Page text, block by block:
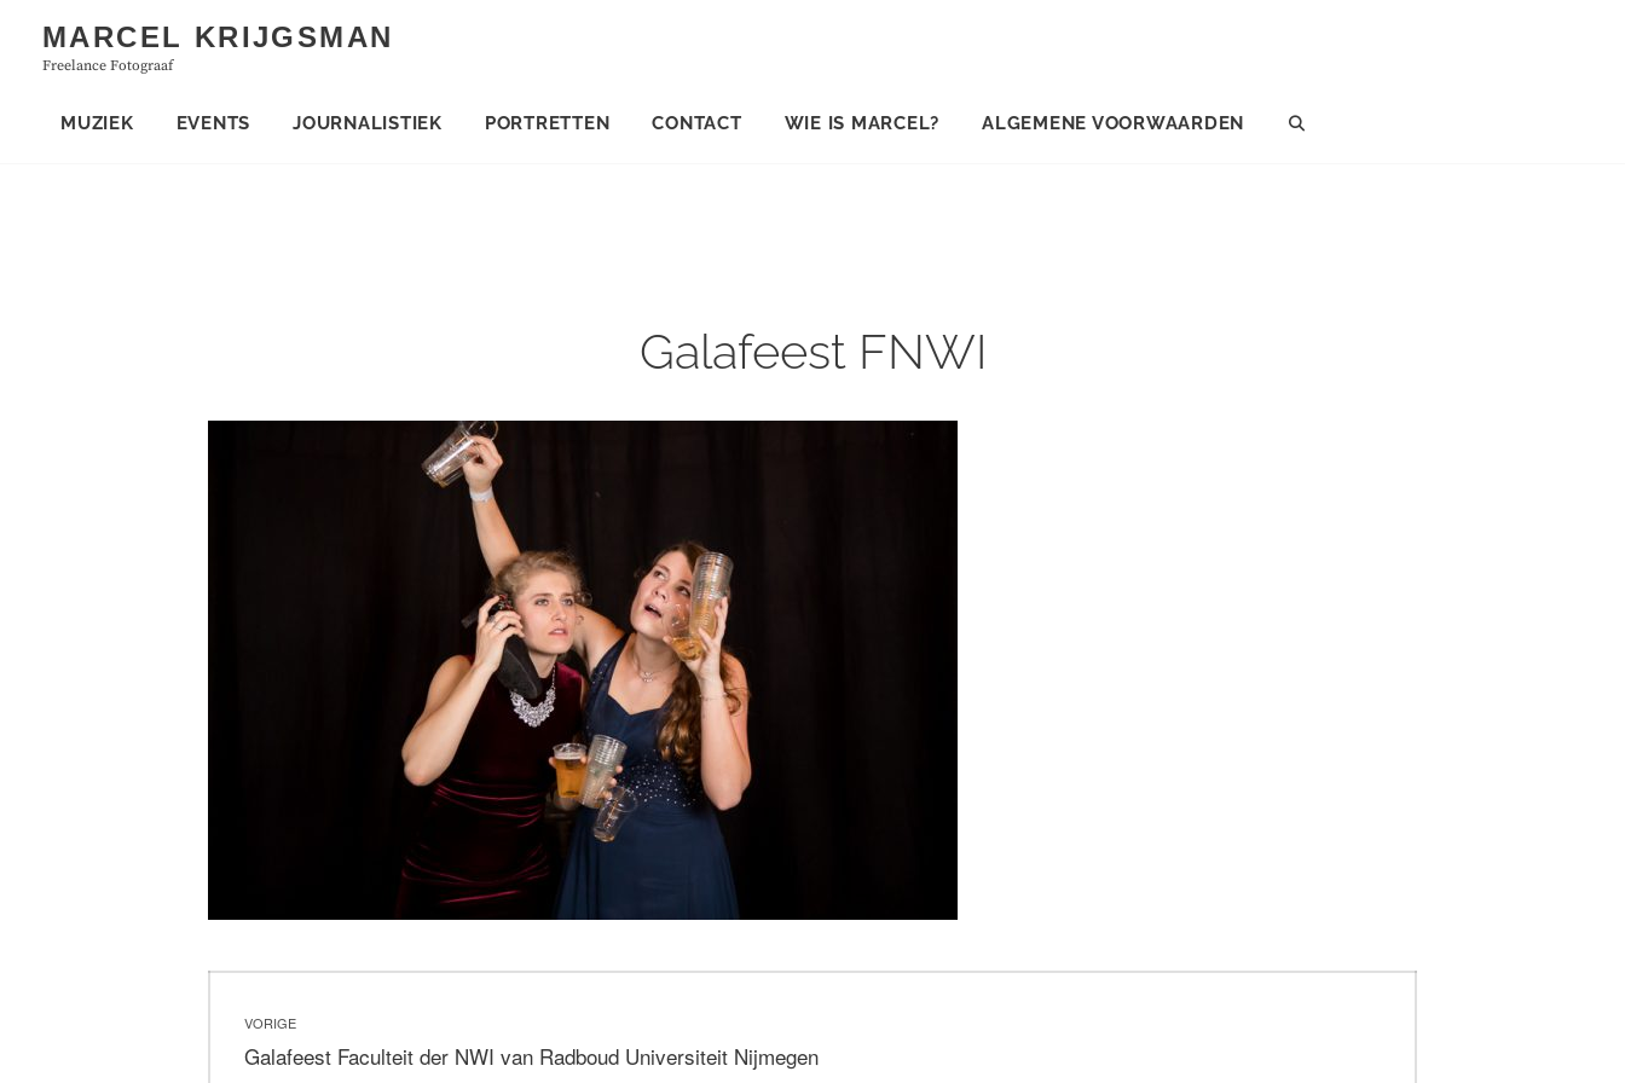
content
MARCEL KRIJGSMAN
Freelance Fotograaf
MUZIEK EVENTS JOURNALISTIEK PORTRETTEN CONTACT WIE IS MARCEL? ALGEMENE VOORWAARDEN
Galafeest FNWI
navigatie
VORIGE
Vorig
Galafeest Faculteit der NWI van Radboud Universiteit Nijmegen